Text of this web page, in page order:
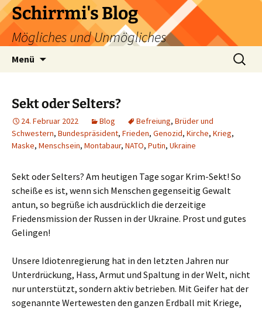
Zum
Inhalt
springen
Schirrmi's Blog
Mögliches und Unmögliches
Menü
Suchen
nach:
Sekt oder Selters?
24. Februar 2022 Blog Befreiung, Brüder und
Schwestern, Bundespräsident, Frieden, Genozid, Kirche, Krieg,
Maske, Menschsein, Montabaur, NATO, Putin, Ukraine
Sekt oder Selters? Am heutigen Tage sogar Krim-Sekt! So
scheiße es ist, wenn sich Menschen gegenseitig Gewalt
antun, so begrüße ich ausdrücklich die derzeitige
Friedensmission der Russen in der Ukraine. Prost und gutes
Gelingen!
Unsere Idiotenregierung hat in den letzten Jahren nur
Unterdrückung, Hass, Armut und Spaltung in der Welt, nicht
nur unterstützt, sondern aktiv betrieben. Mit Geifer hat der
sogenannte Wertewesten den ganzen Erdball mit Kriege,